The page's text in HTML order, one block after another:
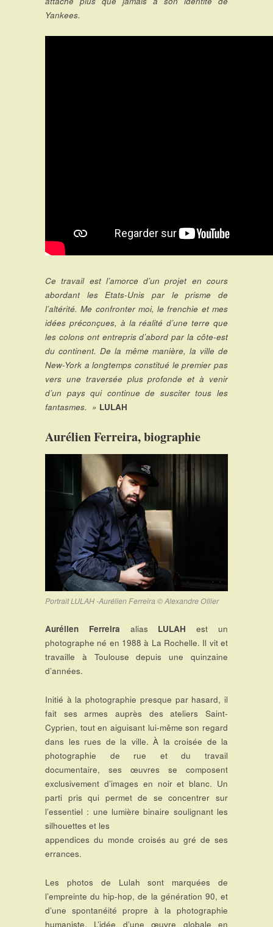
Yankees.
Ce travail est l’amorce d’un projet en cours
abordant les Etats-Unis par le prisme de
l’altérité. Me confronter moi, le frenchie et mes
idées préconçues, à la réalité d’une terre que
les colons ont entrepris d’abord par la côte-est
du continent. De la même manière, la ville de
New-York a longtemps constitué le premier pas
vers une traversée plus profonde et à venir
d’un pays qui continue de susciter tous les
fantasmes. » LULAH
Aurélien Ferreira, biographie
Portrait LULAH -Aurélien Ferreira © Alexandre Ollier
Aurélien Ferreira alias LULAH est un
photographe né en 1988 à La Rochelle. Il vit et
travaille à Toulouse depuis une quinzaine
d’années.
Initié à la photographie presque par hasard, il
fait ses armes auprès des ateliers Saint-
Cyprien, tout en aiguisant lui-même son regard
dans les rues de la ville. À la croisée de la
photographie de rue et du travail
documentaire, ses œuvres se composent
exclusivement d’images en noir et blanc. Un
parti pris qui permet de se concentrer sur
l’essentiel : une lumière binaire soulignant les
silhouettes et les
appendices du monde croisés au gré de ses
errances.
Les photos de Lulah sont marquées de
l’empreinte du hip-hop, de la génération 90, et
d’une spontanéité propre à la photographie
humaniste. L’idée d’une œuvre globale en